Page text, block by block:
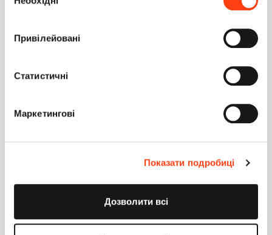
під час використання вами їхніх послуг. Детальніше
згоди
Привілейовані
Статистичні
Маркетингові
Показати подробиці
Дозволити всі
2
16 ноября 2018 15:02
просто при открытии этой карточки редактирования?
16 ноября 2018 17:33
Возможно, что-то не перенеслось, если эти карточки